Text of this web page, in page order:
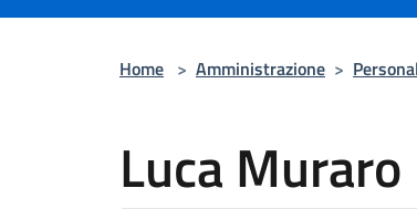
Home > Amministrazione >
Luca Muraro